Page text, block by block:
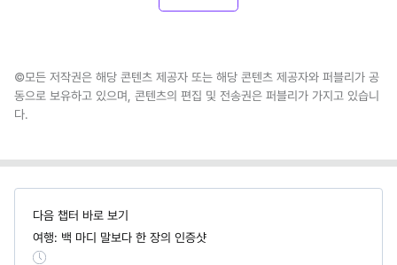
©모든 저작권은 해당 콘텐츠 제공자 또는 해당 콘텐츠 제공자와 퍼블리가 공
동으로 보유하고 있으며, 콘텐츠의 편집 및 전송권은 퍼블리가 가지고 있습니
다.
다음 챕터 바로 보기
여행: 백 마디 말보다 한 장의 인증샷